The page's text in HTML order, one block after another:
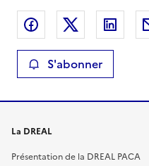
Partager surPartager
S'abonner
La DREAL
Présentation de la DREAL PACA